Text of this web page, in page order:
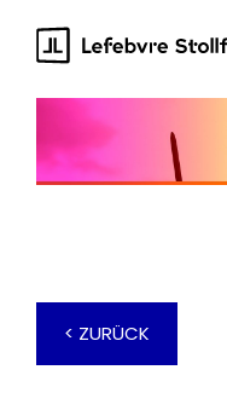
springen
< ZURÜCK